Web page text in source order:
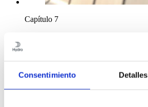
Consentimiento Detalles
Capítulo 7